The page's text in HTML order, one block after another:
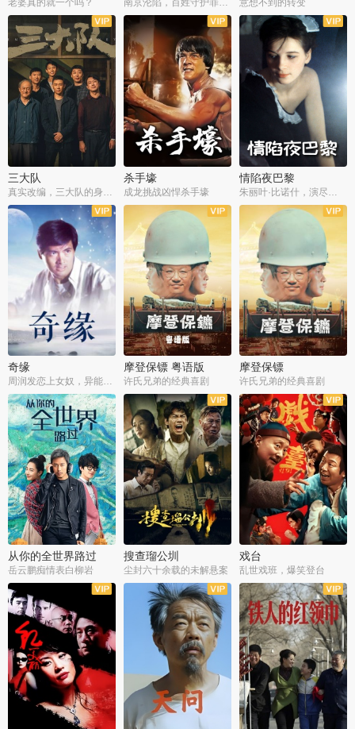
老婆真的就一个吗？ 南京沦陷，百姓守护罪证底片 意想不到的转变
三大队 杀手壕
成龙挑战凶悍杀手壕
情陷夜巴黎
奇缘
周润发恋上女奴，异能护体战邪派
摩登保镖 粤语版
许氏兄弟的经典喜剧
摩登保镖
许氏兄弟的经典喜剧
从你的全世界路过
岳云鹏痴情表白柳岩
搜查瑠公圳
尘封六十余载的未解悬案
戏台
乱世戏班，爆笑登台